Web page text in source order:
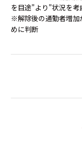
を目途"より"状況を
※解除後の通勤者増加
めに判断